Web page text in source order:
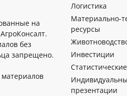
на
без
запрещено.
Логистика
Материально-
ресурсы
Инвестиции
презентации